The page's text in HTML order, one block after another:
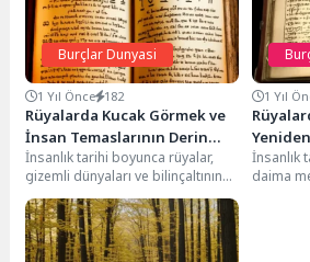
Burçlar Dunyasi
1 Yıl Önce 182
Rüyalarda Kucak Görmek ve
İnsan Temaslarının Derin
Anlamları
İnsanlık tarihi boyunca rüyalar,
gizemli dünyaları ve bilinçaltının
derinliklerinden gelen
mesajlarıyla hep merak konusu
olmuştur....
1 Yıl
İnsanlık
daima